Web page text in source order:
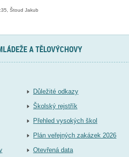
Štoud Jakub
A TĚLOVÝCHOVY
Důležité odkazy
Školský rejstřík
Přehled vysokých škol
Plán veřejných zakázek 2026
Otevřená data